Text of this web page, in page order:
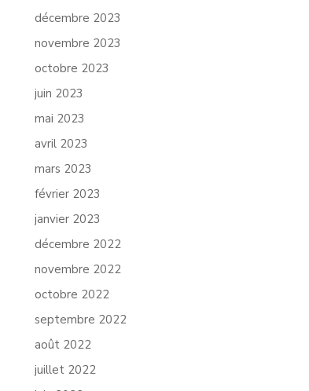
décembre 2023
novembre 2023
octobre 2023
juin 2023
mai 2023
avril 2023
mars 2023
février 2023
janvier 2023
décembre 2022
novembre 2022
octobre 2022
septembre 2022
août 2022
juillet 2022